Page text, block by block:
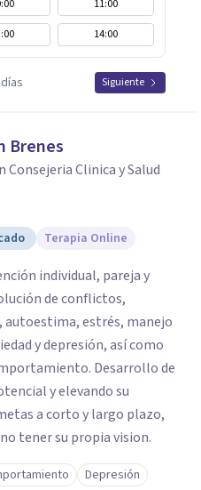
11:00
14:00
Siguiente
Brenes
Consejeria Clinica y Salud
Terapia Online
individual, pareja y
de conflictos,
autoestima, estrés, manejo
y depresión, así como
Desarrollo de
y elevando su
a corto y largo plazo,
tener su propia vision.
Depresión